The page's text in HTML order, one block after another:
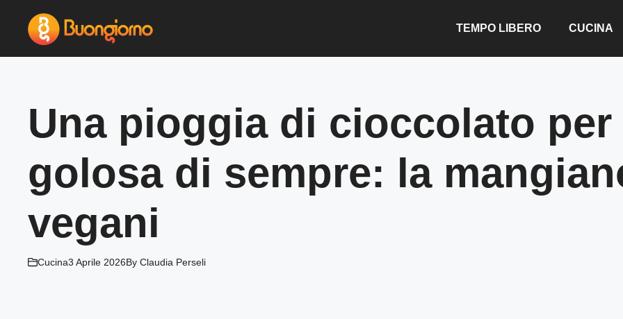
contenuto
TEMPO LIBERO CUCINA
Una pioggia di cioccolato
golosa di sempre: la
vegani
Cucina3 Aprile 2026By Claudia Perseli